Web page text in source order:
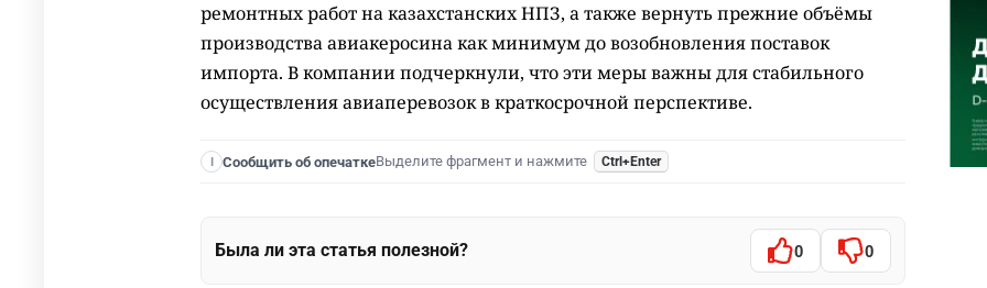
ремонтных работ на казахстанских НПЗ, а также вернуть прежние объёмы
производства авиакеросина как минимум до возобновления поставок
импорта. В компании подчеркнули, что эти меры важны для стабильного
осуществления авиаперевозок в краткосрочной перспективе.
I Сообщить об опечаткеВыделите фрагмент и нажмите Ctrl+Enter
Была ли эта статья полезной? 0 0